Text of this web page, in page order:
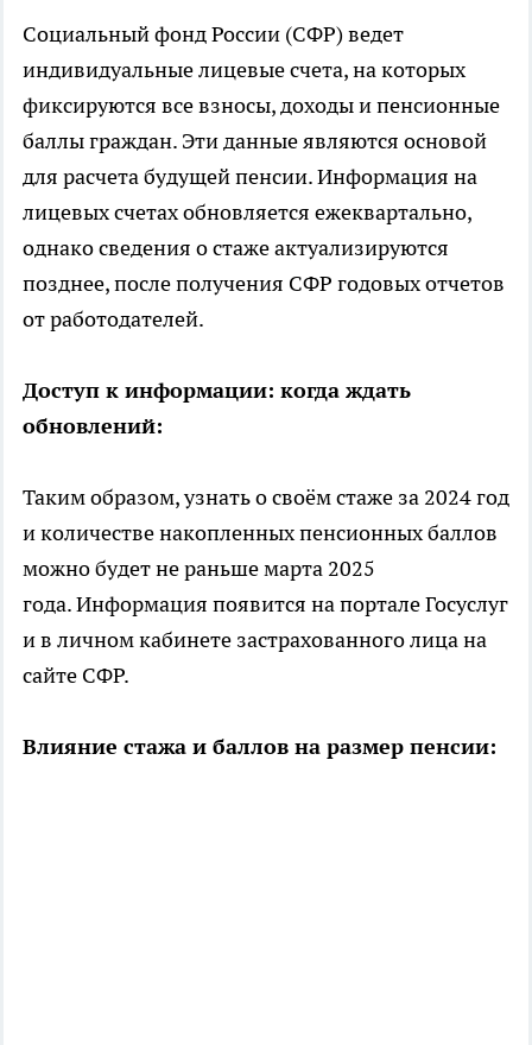
Социальный фонд России (СФР) ведет
индивидуальные лицевые счета, на которых
фиксируются все взносы, доходы и пенсионные
баллы граждан. Эти данные являются основой
для расчета будущей пенсии. Информация на
лицевых счетах обновляется ежеквартально,
однако сведения о стаже актуализируются
позднее, после получения СФР годовых отчетов
от работодателей.
Доступ к информации: когда ждать
обновлений:
Таким образом, узнать о своём стаже за 2024 год
и количестве накопленных пенсионных баллов
можно будет не раньше марта 2025
года. Информация появится на портале Госуслуг
и в личном кабинете застрахованного лица на
сайте СФР.
Влияние стажа и баллов на размер пенсии: